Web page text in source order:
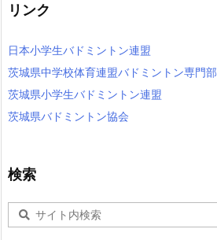
リンク
日本小学生バドミントン連盟
茨城県中学校体育連盟バドミントン専門部
茨城県小学生バドミントン連盟
茨城県バドミントン協会
検索